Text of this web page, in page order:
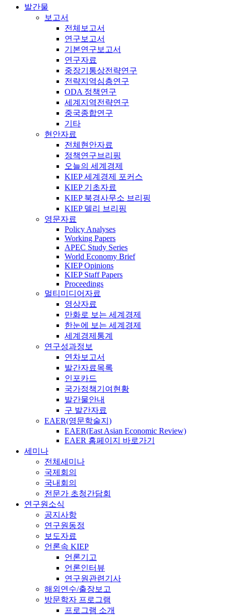
발간물
보고서
전체보고서
연구보고서
기본연구보고서
연구자료
중장기통상전략연구
전략지역심층연구
ODA 정책연구
세계지역전략연구
중국종합연구
기타
현안자료
전체현안자료
정책연구브리핑
오늘의 세계경제
KIEP 세계경제 포커스
KIEP 기초자료
KIEP 북경사무소 브리핑
KIEP 델리 브리핑
영문자료
Policy Analyses
Working Papers
APEC Study Series
World Economy Brief
KIEP Opinions
KIEP Staff Papers
Proceedings
멀티미디어자료
영상자료
만화로 보는 세계경제
한눈에 보는 세계경제
세계경제통계
연구성과정보
연차보고서
발간자료목록
인포카드
국가정책기여현황
발간물안내
구 발간자료
EAER(영문학술지)
EAER(East Asian Economic Review)
EAER 홈페이지 바로가기
세미나
전체세미나
국제회의
국내회의
전문가 초청간담회
연구원소식
공지사항
연구원동정
보도자료
언론속 KIEP
언론기고
언론인터뷰
연구원관련기사
해외연수/출장보고
방문학자 프로그램
프로그램 소개